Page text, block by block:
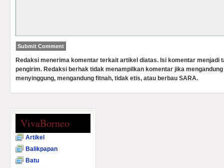
Redaksi menerima komentar terkait artikel diatas. Isi komentar menjadi
pengirim. Redaksi berhak tidak menampilkan komentar jika
menyinggung, mengandung fitnah, tidak etis, atau berbau SARA.
VivaBorneo
Artikel
Balikpapan
Batu